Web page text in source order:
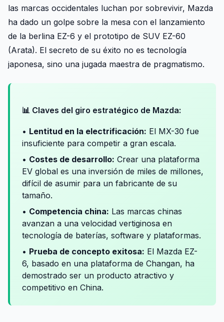
las marcas occidentales luchan por sobrevivir, Mazda
ha dado un golpe sobre la mesa con el lanzamiento
de la berlina EZ-6 y el prototipo de SUV EZ-60
(Arata). El secreto de su éxito no es tecnología
japonesa, sino una jugada maestra de pragmatismo.
📊 Claves del giro estratégico de Mazda:
• Lentitud en la electrificación: El MX-30 fue
insuficiente para competir a gran escala.
• Costes de desarrollo: Crear una plataforma
EV global es una inversión de miles de millones,
difícil de asumir para un fabricante de su
tamaño.
• Competencia china: Las marcas chinas
avanzan a una velocidad vertiginosa en
tecnología de baterías, software y plataformas.
• Prueba de concepto exitosa: El Mazda EZ-
6, basado en una plataforma de Changan, ha
demostrado ser un producto atractivo y
competitivo en China.